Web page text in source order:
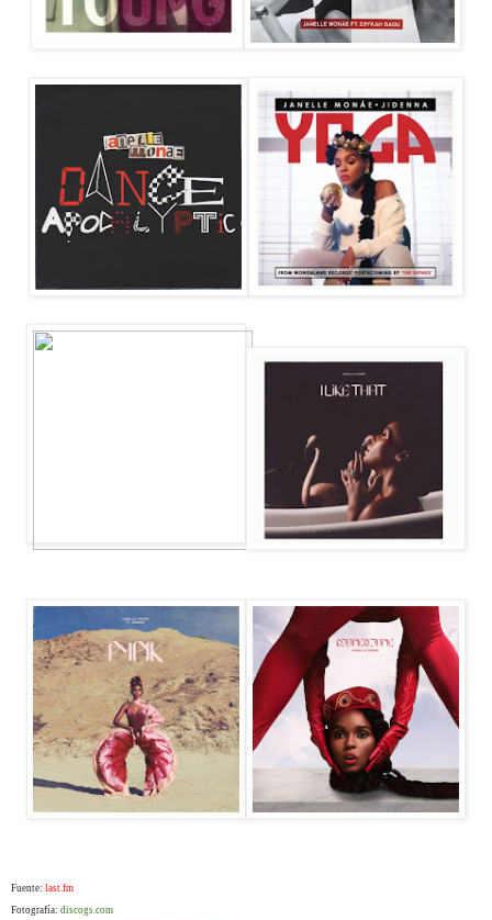
Fuente: last.fm
Fotografía: discogs.com